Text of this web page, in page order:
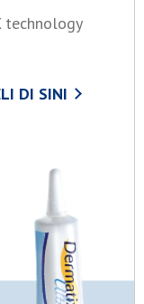
technology
DI SINI